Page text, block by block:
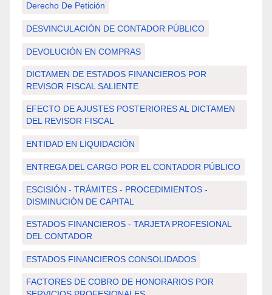
Derecho De Petición
DESVINCULACIÓN DE CONTADOR PÚBLICO
DEVOLUCIÓN EN COMPRAS
DICTAMEN DE ESTADOS FINANCIEROS POR
REVISOR FISCAL SALIENTE
EFECTO DE AJUSTES POSTERIORES AL DICTAMEN
DEL REVISOR FISCAL
ENTIDAD EN LIQUIDACIÓN
ENTREGA DEL CARGO POR EL CONTADOR PÚBLICO
ESCISIÓN - TRÁMITES - PROCEDIMIENTOS -
DISMINUCIÓN DE CAPITAL
ESTADOS FINANCIEROS - TARJETA PROFESIONAL
DEL CONTADOR
ESTADOS FINANCIEROS CONSOLIDADOS
FACTORES DE COBRO DE HONORARIOS POR